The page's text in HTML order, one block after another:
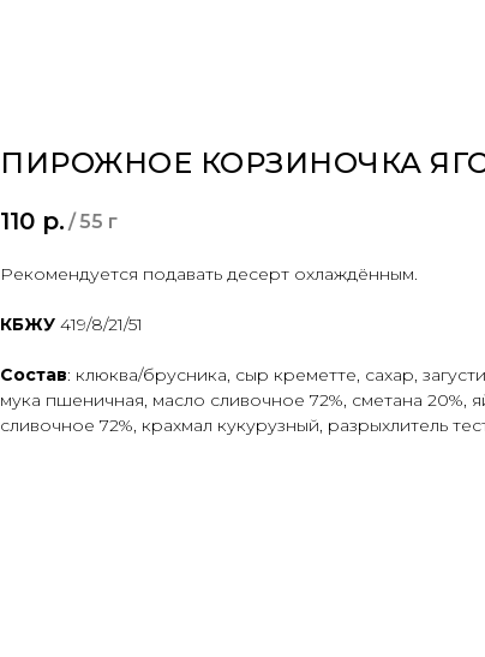
ПИРОЖНОЕ КОРЗИНОЧКА
110 р. /55 г
Рекомендуется подавать десерт охлаждённым.
КБЖУ 419/8/21/51
Состав: клюква/брусника, сыр креметте, сахар,
мука пшеничная, масло сливочное 72%, сметана 20%,
сливочное 72%, крахмал кукурузный, разрыхлитель